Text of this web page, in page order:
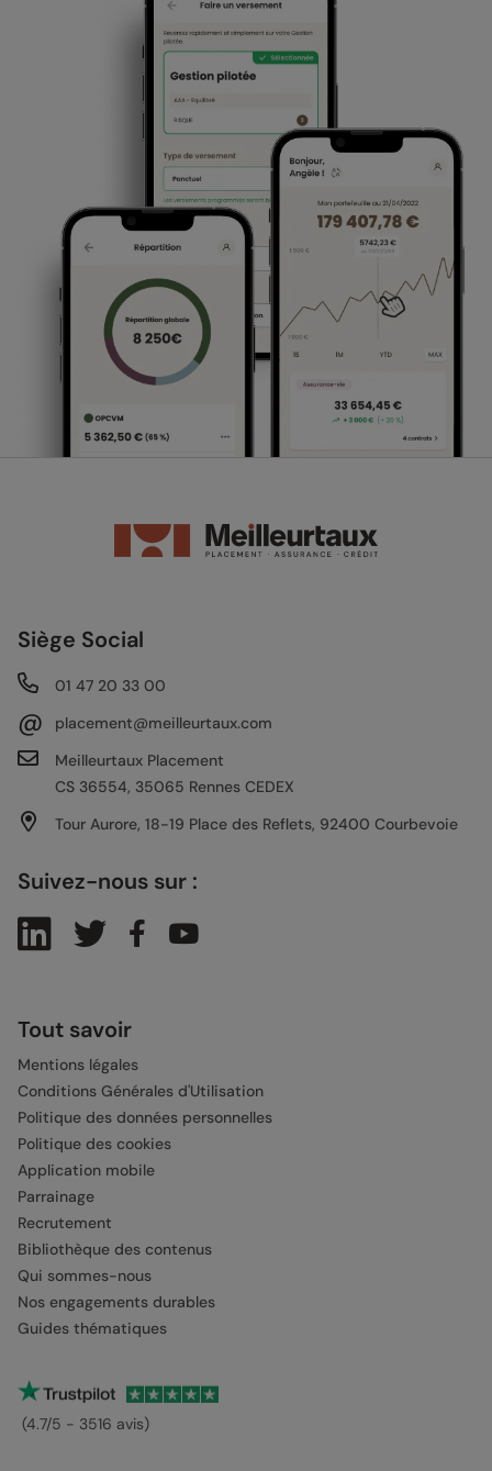
Siège Social
01 47 20 33 00
@
placement@meilleurtaux.com
Meilleurtaux Placement
CS 36554, 35065 Rennes CEDEX
Tour Aurore, 18-19 Place des Reflets, 92400 Courbevoie
Suivez-nous sur :
Tout savoir
Mentions légales
Conditions Générales d'Utilisation
Politique des données personnelles
Politique des cookies
Application mobile
Parrainage
Recrutement
Bibliothèque des contenus
Qui sommes-nous
Nos engagements durables
Guides thématiques
(4.7/5 - 3516 avis)